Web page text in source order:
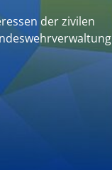
der zivilen